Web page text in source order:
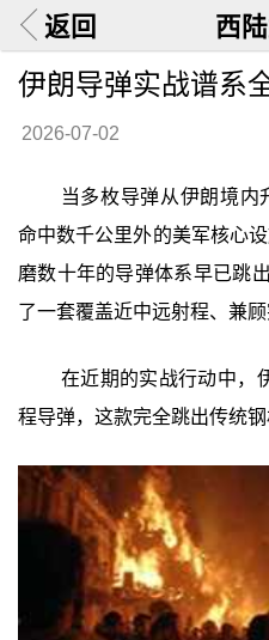
返回 西
伊朗导弹实战谱系
2026-07-02
当多枚导弹从伊朗境内
命中数千公里外的美军核心
磨数十年的导弹体系早已跳
了一套覆盖近中远射程、兼
在近期的实战行动中，
程导弹，这款完全跳出传统钢